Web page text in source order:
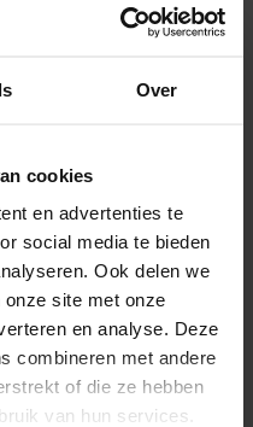
Over
cookies
en advertenties te
social media te bieden
Ook delen we
site met onze
en analyse. Deze
combineren met andere
of die ze hebben
van hun services.